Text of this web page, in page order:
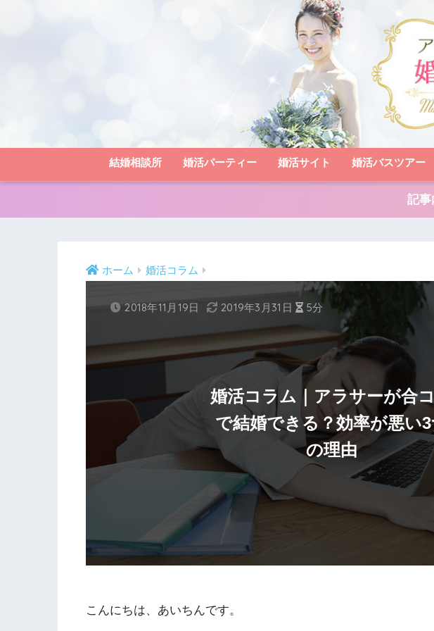
結婚相談所 婚活パーティー 婚活サイト 婚活バスツアー
記事
ホーム 婚活コラム
婚活コラム｜アラサーが合
で結婚できる？効率が悪い
の理由
2018年11月19日 2019年3月31日 5分
こんにちは、あいちんです。